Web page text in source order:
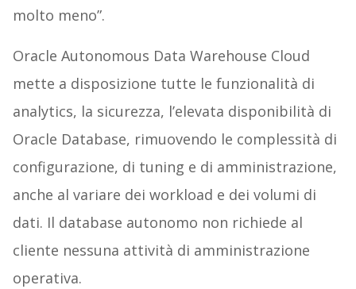
molto meno”.
Oracle Autonomous Data Warehouse Cloud
mette a disposizione tutte le funzionalità di
analytics, la sicurezza, l’elevata disponibilità di
Oracle Database, rimuovendo le complessità di
configurazione, di tuning e di amministrazione,
anche al variare dei workload e dei volumi di
dati. Il database autonomo non richiede al
cliente nessuna attività di amministrazione
operativa.